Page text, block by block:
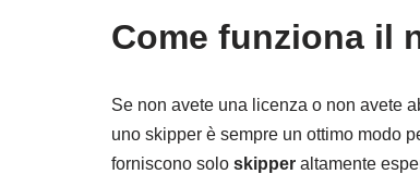
Come funziona il
Se non avete una licenza o non avete
uno skipper è sempre un ottimo modo
forniscono solo skipper altamente